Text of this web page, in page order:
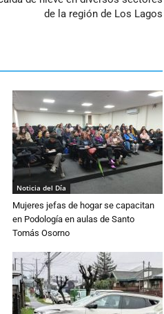
de la región de Los Lagos
Noticia del Día
Mujeres jefas de hogar se capacitan
en Podología en aulas de Santo
Tomás Osorno